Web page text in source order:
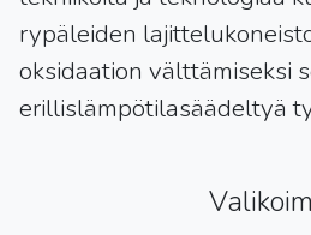
rypäleiden
oksidaation välttämiseksi
erillislämpötilasäädeltyä